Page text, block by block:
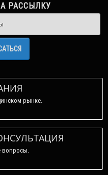
РАССЫЛКУ
рынке.
вопросы.